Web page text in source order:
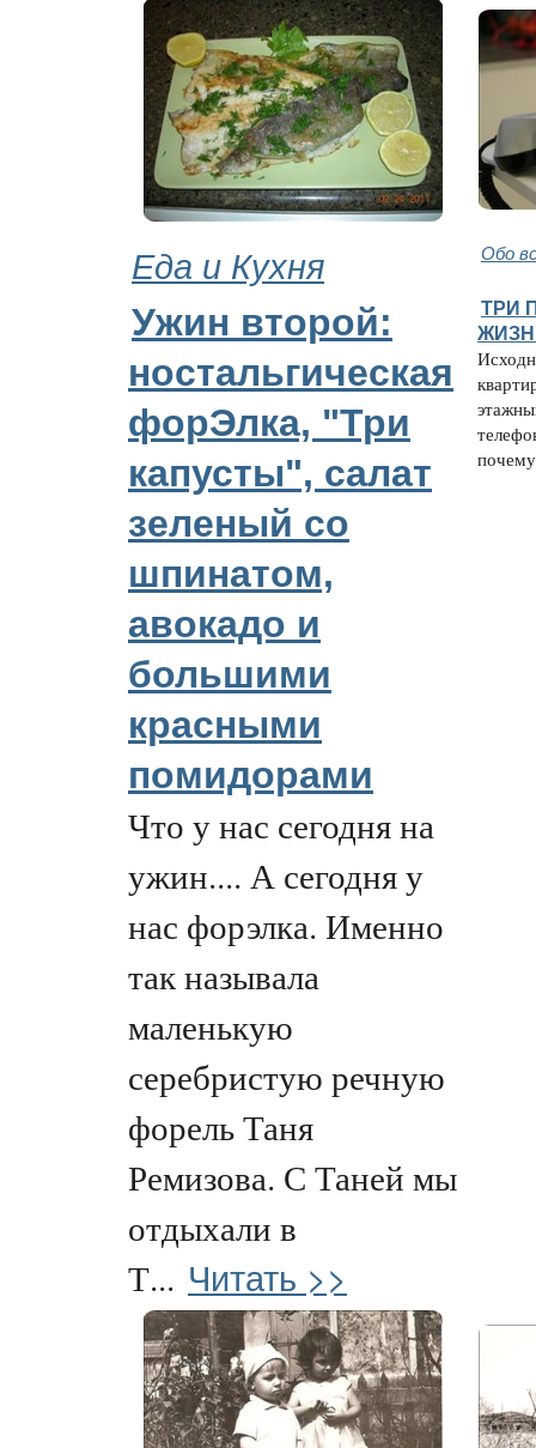
Еда и Кухня Обо
Ужин второй:
ностальгическая
форЭлка, "Три
капусты", салат
зеленый со
шпинатом,
авокадо и
большими
красными
помидорами
Что у нас сегодня на
ужин.... А сегодня у
нас форэлка. Именно
так называла
маленькую
серебристую речную
форель Таня
Ремизова. С Таней мы
отдыхали в
Т... Читать >>
ТРИ